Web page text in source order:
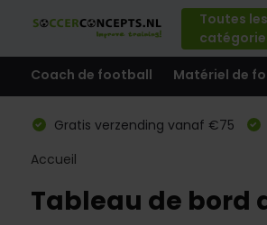
Toutes les
Coach de football Matériel de
Gratis verzending vanaf €75
Accueil
Tableau de bord